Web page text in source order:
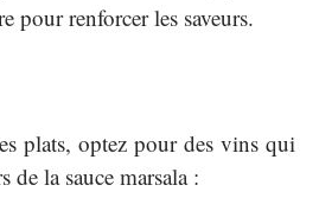
pour renforcer les saveurs.
plats, optez pour des vins qui
de la sauce marsala :